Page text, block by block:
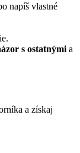
napíš vlastné
s ostatnými a
a získaj